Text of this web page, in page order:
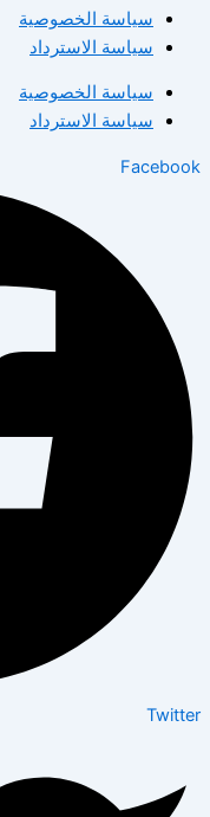
سياسة الخصوصية
سياسة الاسترداد
سياسة الخصوصية
سياسة الاسترداد
Facebook
Twitter